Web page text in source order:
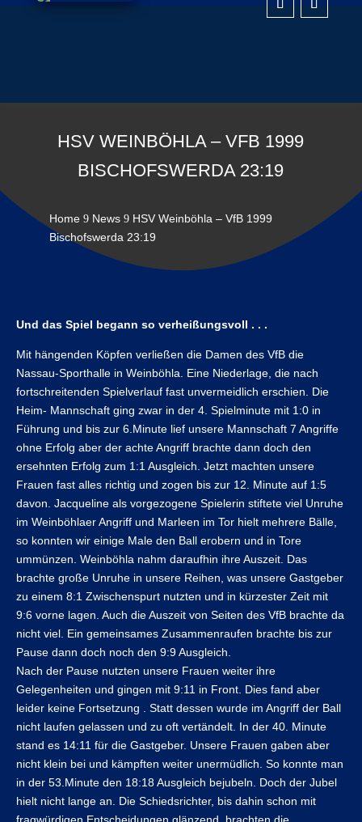
HSV WEINBÖHLA – VFB 1999
BISCHOFSWERDA 23:19
Home 9 News 9 HSV Weinböhla – VfB 1999
Bischofswerda 23:19
Und das Spiel begann so verheißungsvoll . . .
Mit hängenden Köpfen verließen die Damen des VfB die
Nassau-Sporthalle in Weinböhla. Eine Niederlage, die nach
fortschreitenden Spielverlauf fast unvermeidlich erschien. Die
Heim- Mannschaft ging zwar in der 4. Spielminute mit 1:0 in
Führung und bis zur 6.Minute lief unsere Mannschaft 7 Angriffe
ohne Erfolg aber der achte Angriff brachte dann doch den
ersehnten Erfolg zum 1:1 Ausgleich. Jetzt machten unsere
Frauen fast alles richtig und zogen bis zur 12. Minute auf 1:5
davon. Jacqueline als vorgezogene Spielerin stiftete viel Unruhe
im Weinböhlaer Angriff und Marleen im Tor hielt mehrere Bälle,
so konnten wir einige Male den Ball erobern und in Tore
ummünzen. Weinböhla nahm daraufhin ihre Auszeit. Das
brachte große Unruhe in unsere Reihen, was unsere Gastgeber
zu einem 8:1 Zwischenspurt nutzten und in kürzester Zeit mit
9:6 vorne lagen. Auch die Auszeit von Seiten des VfB brachte da
nicht viel. Ein gemeinsames Zusammenraufen brachte bis zur
Pause dann doch noch den 9:9 Ausgleich.
Nach der Pause nutzten unsere Frauen weiter ihre
Gelegenheiten und gingen mit 9:11 in Front. Dies fand aber
leider keine Fortsetzung . Statt dessen wurde im Angriff der Ball
nicht laufen gelassen und zu oft vertändelt. In der 40. Minute
stand es 14:11 für die Gastgeber. Unsere Frauen gaben aber
nicht klein bei und kämpften weiter unermüdlich. So konnte man
in der 53.Minute den 18:18 Ausgleich bejubeln. Doch der Jubel
hielt nicht lange an. Die Schiedsrichter, bis dahin schon mit